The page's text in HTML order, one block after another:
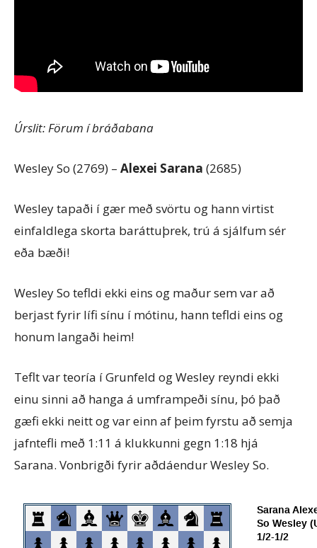
Úrslit: Förum í bráðabana
Wesley So (2769) – Alexei Sarana (2685)
Wesley tapaði í gær með svörtu og hann virtist
einfaldlega skorta baráttuþrek, trú á sjálfum sér
eða bæði!
Wesley So tefldi ekki eins og maður sem var að
berjast fyrir lífi sínu í mótinu, hann tefldi eins og
honum langaði heim!
Teflt var teoría í Grunfeld og Wesley reyndi ekki
einu sinni að hanga á umframpeði sínu, þó það
gæfi ekki neitt og var einn af þeim fyrstu að semja
jafntefli með 1:11 á klukkunni gegn 1:18 hjá
Sarana. Vonbrigði fyrir aðdáendur Wesley So.